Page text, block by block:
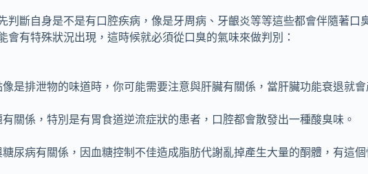
判斷自身是不是有口腔疾病，像是牙周病、牙齦炎等等這些都會伴隨著
會有特殊狀況出現，這時候就必須從口臭的氣味來做判別：
是排泄物的味道時，你可能需要注意與肝臟有關係，當肝臟功能衰退就
關係，特別是有胃食道逆流症狀的患者，口腔都會散發出一種酸臭味。
尿病有關係，因血糖控制不佳造成脂肪代謝亂掉產生大量的酮體，有這